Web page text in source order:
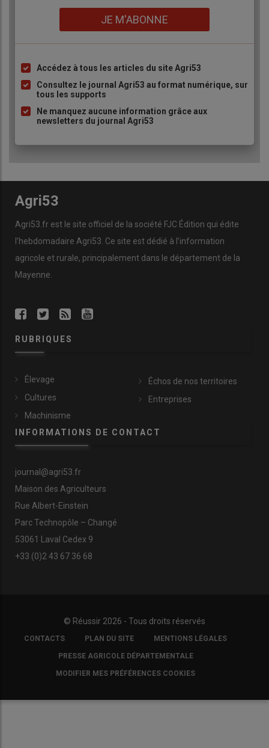
JE M'ABONNE
Liste
à
puce
Accédez à tous les articles du site Agri53
Consultez le journal Agri53 au format numérique, sur
tous les supports
Ne manquez aucune information grâce aux
newsletters du journal Agri53
Agri53
Agri53.fr est le site officiel de la société FJC Édition qui édite
l’hebdomadaire Agri53. Ce site est dédié à l’information
agricole et rurale, principalement dans le département de la
Mayenne.
RUBRIQUES
Élevage
Cultures
Machinisme
Échos de nos territoires
Entreprises
INFORMATIONS DE CONTACT
journal@agri53.fr
Maison des Agriculteurs
Rue Albert-Einstein
Parc Technopôle – Changé
53061 Laval Cedex 9
+33 (0)2 43 67 36 68
© Réussir 2026 - Tous droits réservés
FOOTER
COPYRIGHT
CONTACTS PLAN DU SITE MENTIONS LÉGALES
PRESSE AGRICOLE DÉPARTEMENTALE
MODIFIER MES PRÉFÉRENCES COOKIES